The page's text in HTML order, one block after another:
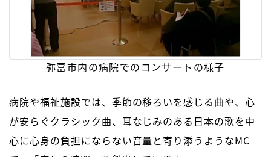
弥富市内の病院でのコンサートの様子
病院や福祉施設では、季節の移ろいを感じる曲や、心
が安らぐクラシック曲、耳なじみのある日本の歌を中
心に心身の負担にならない音量と寄り添うようなMC